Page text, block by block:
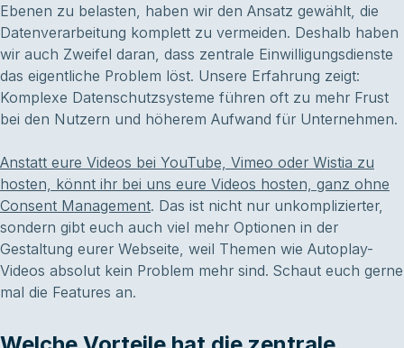
Ebenen zu belasten, haben wir den Ansatz gewählt, die
Datenverarbeitung komplett zu vermeiden. Deshalb haben
wir auch Zweifel daran, dass zentrale Einwilligungsdienste
das eigentliche Problem löst. Unsere Erfahrung zeigt:
Komplexe Datenschutzsysteme führen oft zu mehr Frust
bei den Nutzern und höherem Aufwand für Unternehmen.
Anstatt eure Videos bei YouTube, Vimeo oder Wistia zu
hosten, könnt ihr bei uns eure Videos hosten, ganz ohne
Consent Management. Das ist nicht nur unkomplizierter,
sondern gibt euch auch viel mehr Optionen in der
Gestaltung eurer Webseite, weil Themen wie Autoplay-
Videos absolut kein Problem mehr sind. Schaut euch gerne
mal die Features an.